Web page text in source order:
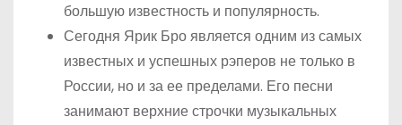
большую известность и популярность.
Сегодня Ярик Бро является одним из самых
известных и успешных рэперов не только в
России, но и за ее пределами. Его песни
занимают верхние строчки музыкальных